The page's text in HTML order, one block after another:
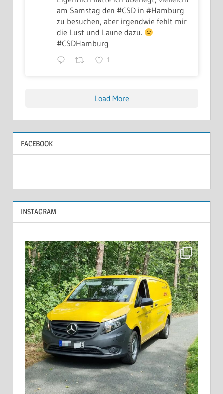
am Samstag den #CSD in #Hamburg
zu besuchen, aber irgendwie fehlt mir
die Lust und Laune dazu.
#CSDHamburg
1
Load More
FACEBOOK
INSTAGRAM